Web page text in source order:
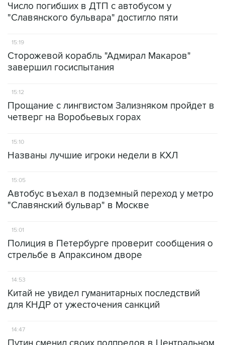
Число погибших в ДТП с автобусом у
"Славянского бульвара" достигло пяти
15:19
Сторожевой корабль "Адмирал Макаров"
завершил госиспытания
15:12
Прощание с лингвистом Зализняком пройдет в
четверг на Воробьевых горах
15:10
Названы лучшие игроки недели в КХЛ
15:05
Автобус въехал в подземный переход у метро
"Славянский бульвар" в Москве
15:01
Полиция в Петербурге проверит сообщения о
стрельбе в Апраксином дворе
14:53
Китай не увидел гуманитарных последствий
для КНДР от ужесточения санкций
14:47